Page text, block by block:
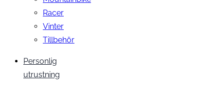
Racer
Vinter
Tillbehör
Personlig
utrustning